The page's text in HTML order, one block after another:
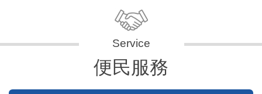
便民服務